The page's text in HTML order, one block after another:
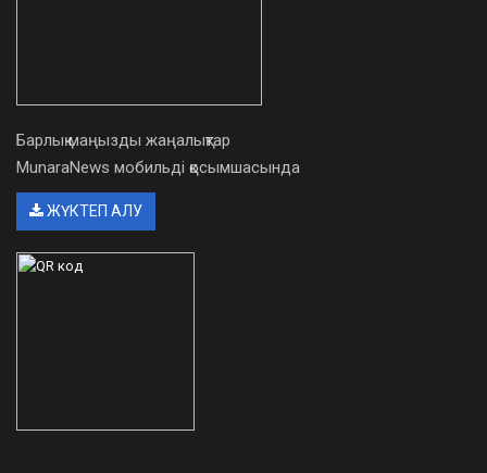
Барлық маңызды жаңалықтар
MunaraNews мобильді қосымшасында
ЖҮКТЕП АЛУ